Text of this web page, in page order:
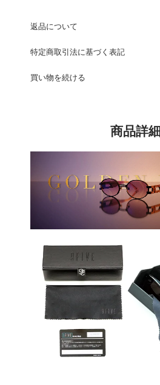
返品について
特定商取引法に基づく表記
買い物を続ける
商品詳細